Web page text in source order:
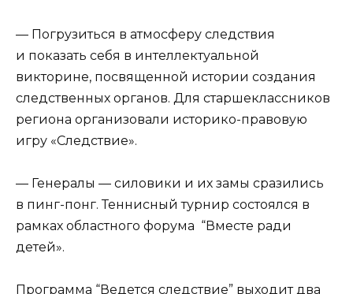
— Погрузиться в атмосферу следствия
и показать себя в интеллектуальной
викторине, посвященной истории создания
следственных органов. Для старшеклассников
региона организовали историко-правовую
игру «Следствие».
— Генералы — силовики и их замы сразились
в пинг-понг. Теннисный турнир состоялся в
рамках областного форума “Вместе ради
детей».
Программа “Ведется следствие” выходит два